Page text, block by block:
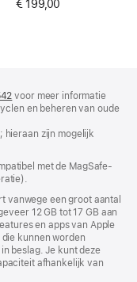
€ 199,00
(wordt
in
venster
voor meer informatie
en beheren van oude
hieraan zijn mogelijk
met de MagSafe-
vanwege een groot aantal
12 GB tot 17 GB aan
en apps van Apple
kunnen worden
beslag. Je kunt deze
afhankelijk van